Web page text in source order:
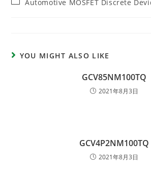
Automotive MOSFET Discrete
YOU MIGHT ALSO LIKE
GCV85NM100TQ
2021年8月3日
GCV4P2NM100TQ
2021年8月3日